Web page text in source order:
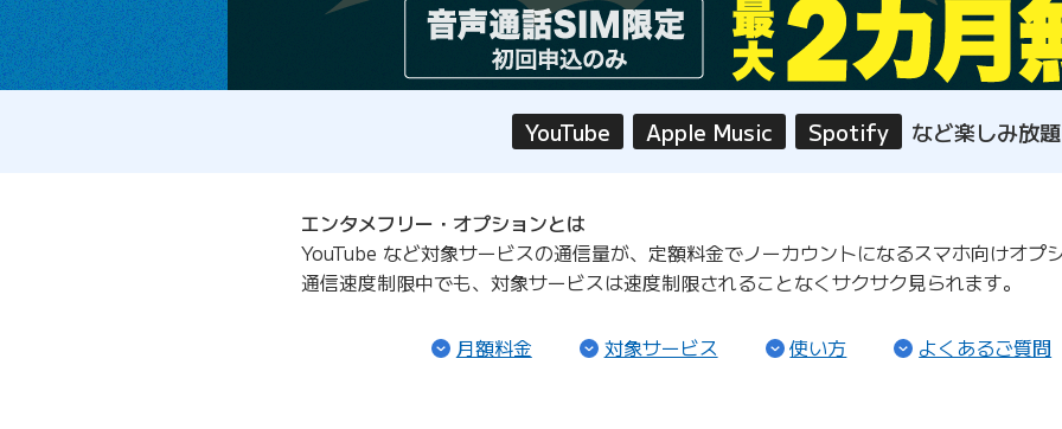
YouTube Apple Music Spotify など楽しみ放
エンタメフリー・オプションとは
YouTube など対象サービスの通信量が、定額料金でノーカウントになるスマホ向けオプ
通信速度制限中でも、対象サービスは速度制限されることなくサクサク見られます。
月額料金（ページ内リンク）
対象サービス （ページ内リンク）
使い方（ページ内リンク）
よくあるご質問